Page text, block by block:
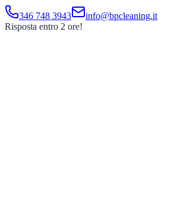
346 748 3943
info@bpcleaning.it
Risposta entro 2 ore!